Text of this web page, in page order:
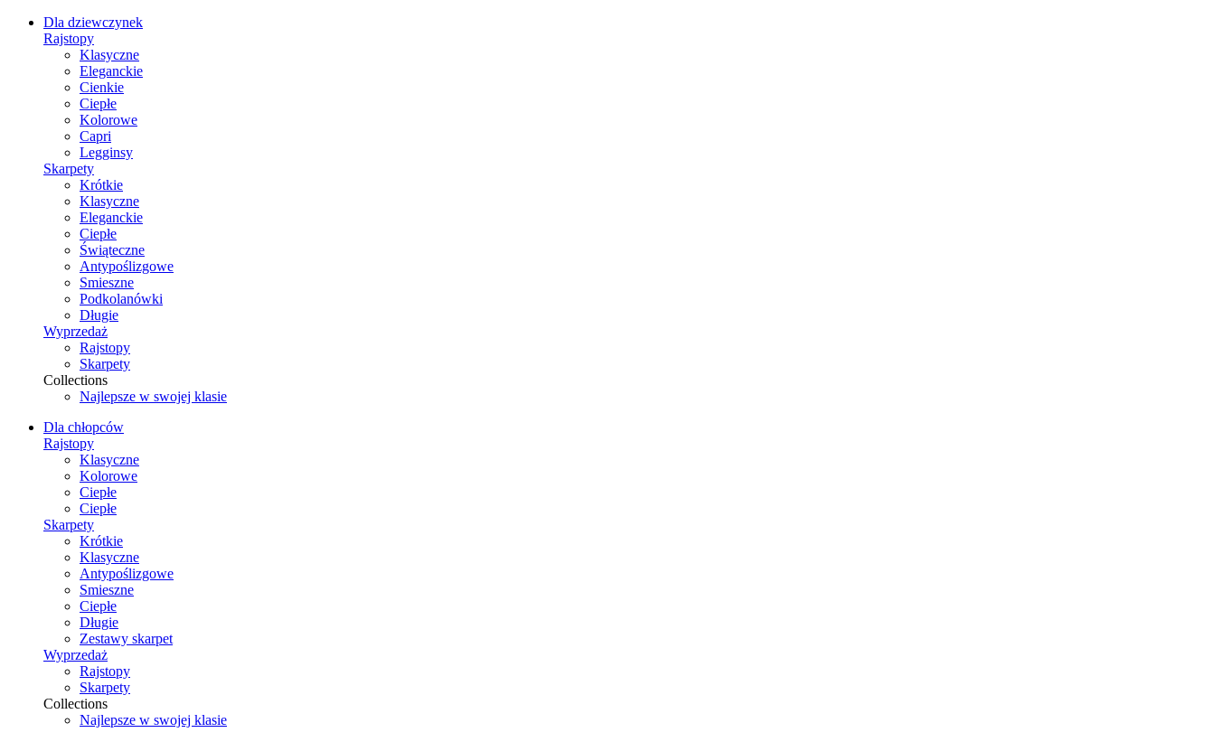
Dla dziewczynek
Rajstopy
Klasyczne
Eleganckie
Cienkie
Ciepłe
Kolorowe
Capri
Legginsy
Skarpety
Krótkie
Klasyczne
Eleganckie
Ciepłe
Świąteczne
Antypoślizgowe
Smieszne
Podkolanówki
Długie
Wyprzedaż
Rajstopy
Skarpety
Collections
Najlepsze w swojej klasie
Dla chłopców
Rajstopy
Klasyczne
Kolorowe
Ciepłe
Ciepłe
Skarpety
Krótkie
Klasyczne
Antypoślizgowe
Smieszne
Ciepłe
Długie
Zestawy skarpet
Wyprzedaż
Rajstopy
Skarpety
Collections
Najlepsze w swojej klasie